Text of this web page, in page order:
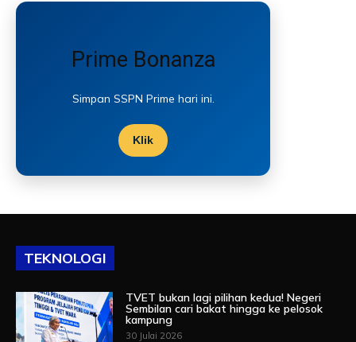
Prime Bonanza
Simpan SSPN Prime hari ini.
Klik
TEKNOLOGI
TVET bukan lagi pilihan kedua! Negeri
Sembilan cari bakat hingga ke pelosok
kampung
30 Julai 2026